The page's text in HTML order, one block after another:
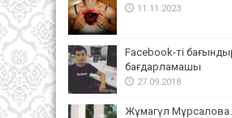
11.11.2023
Facebook-ті
бағдарламашы
27.09.2018
Жұмагүл